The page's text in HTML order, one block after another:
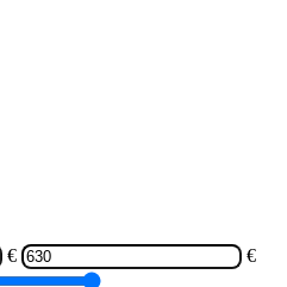
€
€
3er-Set Softbälle